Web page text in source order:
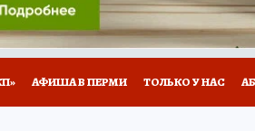
АФИША В ПЕРМИ ТОЛЬКО У НАС